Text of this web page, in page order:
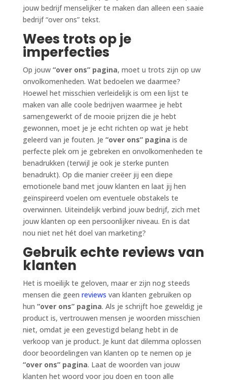
jouw bedrijf menselijker te maken dan alleen een saaie
bedrijf “over ons” tekst.
Wees trots op je
imperfecties
Op jouw “over ons” pagina, moet u trots zijn op uw
onvolkomenheden. Wat bedoelen we daarmee?
Hoewel het misschien verleidelijk is om een lijst te
maken van alle coole bedrijven waarmee je hebt
samengewerkt of de mooie prijzen die je hebt
gewonnen, moet je je echt richten op wat je hebt
geleerd van je fouten. Je “over ons” pagina is de
perfecte plek om je gebreken en onvolkomenheden te
benadrukken (terwijl je ook je sterke punten
benadrukt). Op die manier creëer jij een diepe
emotionele band met jouw klanten en laat jij hen
geïnspireerd voelen om eventuele obstakels te
overwinnen. Uiteindelijk verbind jouw bedrijf, zich met
jouw klanten op een persoonlijker niveau. En is dat
nou niet net hét doel van marketing?
Gebruik echte reviews van
klanten
Het is moeilijk te geloven, maar er zijn nog steeds
mensen die geen reviews van klanten gebruiken op
hun “over ons” pagina. Als je schrijft hoe geweldig je
product is, vertrouwen mensen je woorden misschien
niet, omdat je een gevestigd belang hebt in de
verkoop van je product. Je kunt dat dilemma oplossen
door beoordelingen van klanten op te nemen op je
“over ons” pagina. Laat de woorden van jouw
klanten het woord voor jou doen en toon alle